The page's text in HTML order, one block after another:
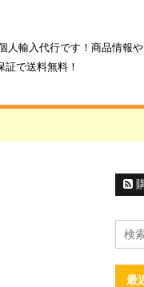
輸入代行です！商品情報
で送料無料！
最